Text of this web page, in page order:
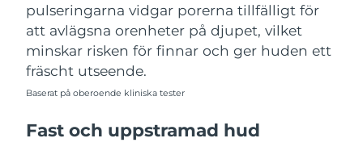
pulseringarna vidgar porerna tillfälligt för
att avlägsna orenheter på djupet, vilket
minskar risken för finnar och ger huden ett
fräscht utseende.
Baserat på oberoende kliniska tester
Fast och uppstramad hud
Schweiz Förväntad leverans
Taiwan Förväntad leverans
Thailand
Turkiet Förväntad leverans